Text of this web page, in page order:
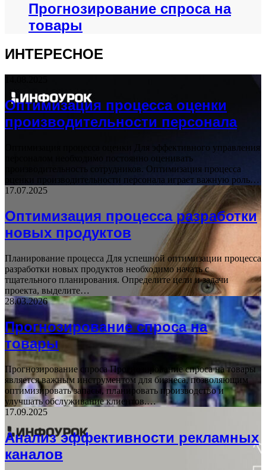
Прогнозирование спроса на
товары
ИНТЕРЕСНОЕ
Оптимизация процесса оценки
производительности персонала
Оптимизация процесса оценки Для эффективного управления
персоналом необходимо постоянно оценивать
производительность сотрудников. Оптимизация процесса
оценки производительности персонала играет важную роль…
17.07.2025
Оптимизация процесса разработки
новых продуктов
Планирование процесса Для успешной оптимизации процесса
разработки новых продуктов необходимо начать с
тщательного планирования. Определите цели и задачи
проекта, выделите…
28.03.2026
Прогнозирование спроса на
товары
Прогнозирование спроса Прогнозирование спроса на товары
является важным инструментом для бизнеса, позволяющим
оптимизировать запасы, планировать производство и
улучшать обслуживание клиентов.…
17.09.2025
Анализ эффективности рекламных
каналов